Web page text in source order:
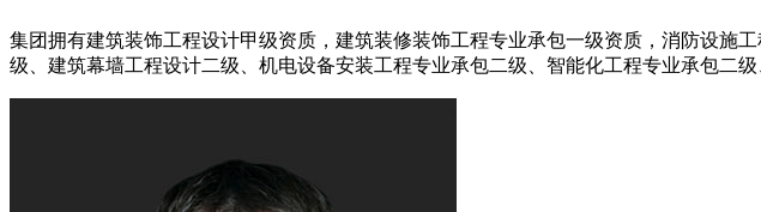
集团拥有建筑装饰工程设计甲级资质，建筑装修装饰工程专业承包一级资质，消防设施
级、建筑幕墙工程设计二级、机电设备安装工程专业承包二级、智能化工程专业承包二